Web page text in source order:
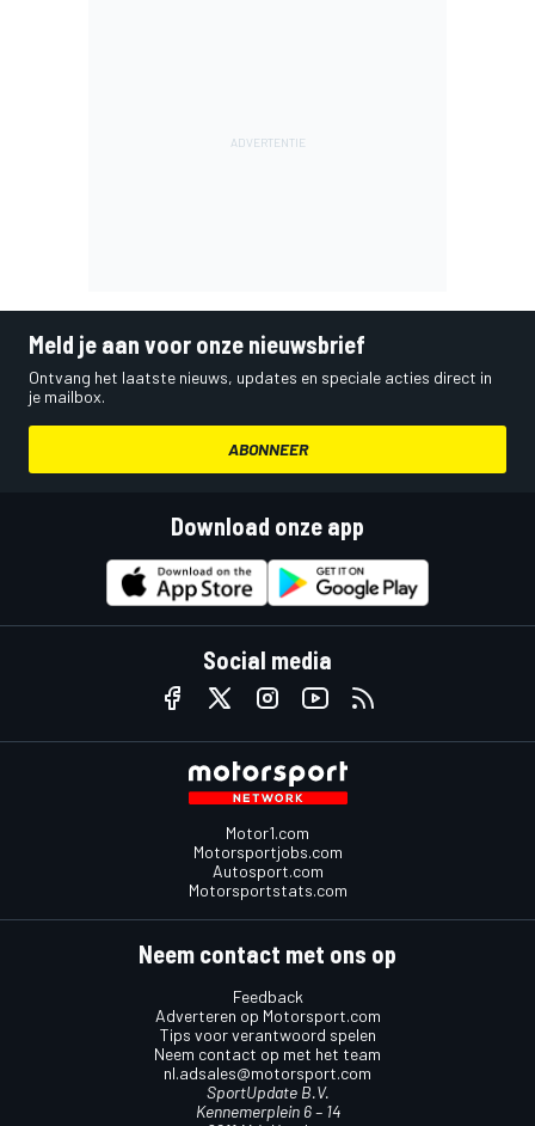
Meld je aan voor onze nieuwsbrief
Ontvang het laatste nieuws, updates en speciale acties direct in
je mailbox.
ABONNEER
Download onze app
Social media
Motor1.com
Motorsportjobs.com
Autosport.com
Motorsportstats.com
Neem contact met ons op
Feedback
Adverteren op Motorsport.com
Tips voor verantwoord spelen
Neem contact op met het team
nl.adsales@motorsport.com
SportUpdate B.V.
Kennemerplein 6 – 14